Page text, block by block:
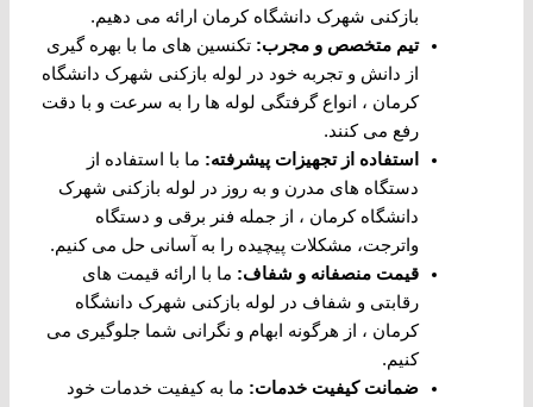
بازکنی شهرک دانشگاه کرمان ارائه می دهیم.
تیم متخصص و مجرب: تکنسین های ما با بهره گیری
از دانش و تجربه خود در لوله بازکنی شهرک دانشگاه
کرمان ، انواع گرفتگی لوله ها را به سرعت و با دقت
رفع می کنند.
استفاده از تجهیزات پیشرفته: ما با استفاده از
دستگاه های مدرن و به روز در لوله بازکنی شهرک
دانشگاه کرمان ، از جمله فنر برقی و دستگاه
واترجت، مشکلات پیچیده را به آسانی حل می کنیم.
قیمت منصفانه و شفاف: ما با ارائه قیمت های
رقابتی و شفاف در لوله بازکنی شهرک دانشگاه
کرمان ، از هرگونه ابهام و نگرانی شما جلوگیری می
کنیم.
ضمانت کیفیت خدمات: ما به کیفیت خدمات خود